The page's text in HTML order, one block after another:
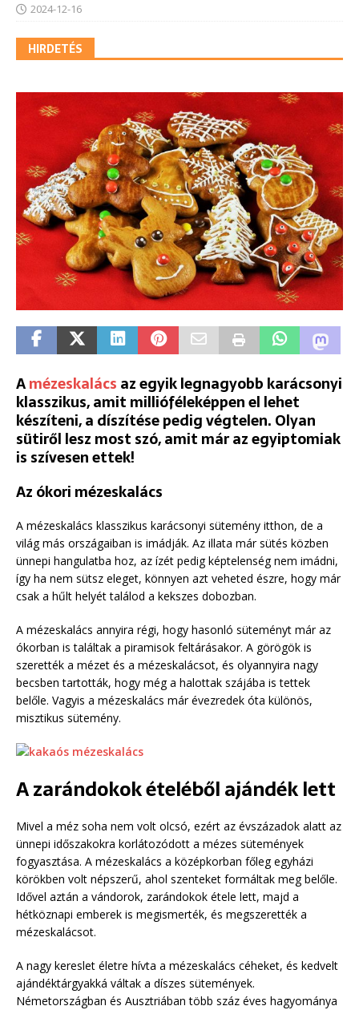
2024-12-16
HIRDETÉS
Amézeskalács az egyik legnagyobb karácsonyi
klasszikus, amit millióféleképpen el lehet
készíteni, a díszítése pedig végtelen. Olyan
sütiről lesz most szó, amit már az egyiptomiak
is szívesen ettek!
Az ókori mézeskalács
A mézeskalács klasszikus karácsonyi sütemény itthon, de a
világ más országaiban is imádják. Az illata már sütés közben
ünnepi hangulatba hoz, az ízét pedig képtelenség nem imádni,
így ha nem sütsz eleget, könnyen azt veheted észre, hogy már
csak a hűlt helyét találod a kekszes dobozban.
A mézeskalács annyira régi, hogy hasonló süteményt már az
ókorban is találtak a piramisok feltárásakor. A görögök is
szerették a mézet és a mézeskalácsot, és olyannyira nagy
becsben tartották, hogy még a halottak szájába is tettek
belőle. Vagyis a mézeskalács már évezredek óta különös,
misztikus sütemény.
A zarándokok ételéből ajándék lett
Mivel a méz soha nem volt olcsó, ezért az évszázadok alatt az
ünnepi időszakokra korlátozódott a mézes sütemények
fogyasztása. A mézeskalács a középkorban főleg egyházi
körökben volt népszerű, ahol szenteket formáltak meg belőle.
Idővel aztán a vándorok, zarándokok étele lett, majd a
hétköznapi emberek is megismerték, és megszerették a
mézeskalácsot.
A nagy kereslet életre hívta a mézeskalács céheket, és kedvelt
ajándéktárgyakká váltak a díszes sütemények.
Németországban és Ausztriában több száz éves hagyománya